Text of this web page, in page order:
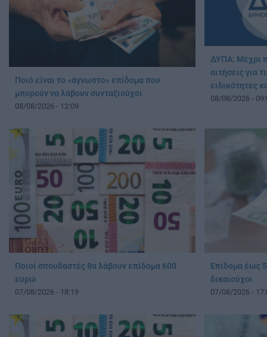
Ποιό είναι το «άγνωστο» επίδομα που
μπορούν να λάβουν συνταξιούχοι
08/08/2026 - 12:09
ΔΥΠΑ: Μέχρι
αιτήσεις για
ειδικότητες
08/08/2026 -
Ποιοί σπουδαστές θα λάβουν επίδομα 600
ευρώ
07/08/2026 - 18:19
Επίδομα έως
δικαιούχοι
07/08/2026 -